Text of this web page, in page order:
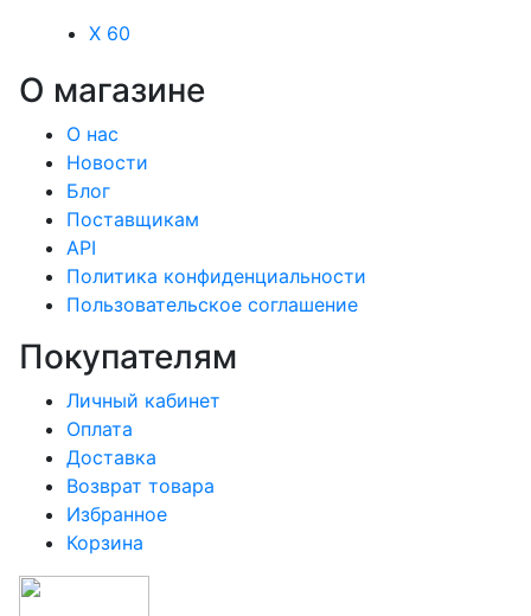
X 60
О магазине
О нас
Новости
Блог
Поставщикам
API
Политика конфиденциальности
Пользовательское соглашение
Покупателям
Личный кабинет
Оплата
Доставка
Возврат товара
Избранное
Корзина